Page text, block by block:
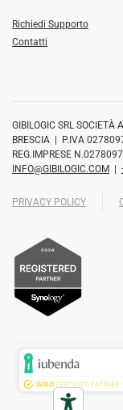
Richiedi Supporto
Contatti
GIBILOGIC SRL
BRESCIA | P.IVA
REG.IMPRESE
INFO@GIBILOGIC.COM
PRIVACY POLICY